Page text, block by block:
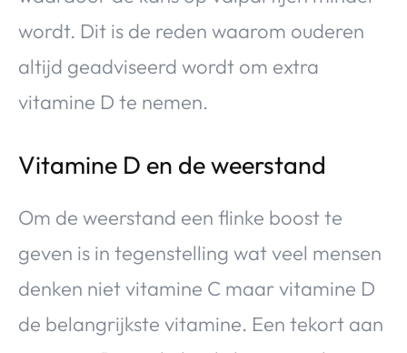
wordt. Dit is de reden waarom ouderen
altijd geadviseerd wordt om extra
vitamine D te nemen.
Vitamine D en de weerstand
Om de weerstand een flinke boost te
geven is in tegenstelling wat veel mensen
denken niet vitamine C maar vitamine D
de belangrijkste vitamine. Een tekort aan